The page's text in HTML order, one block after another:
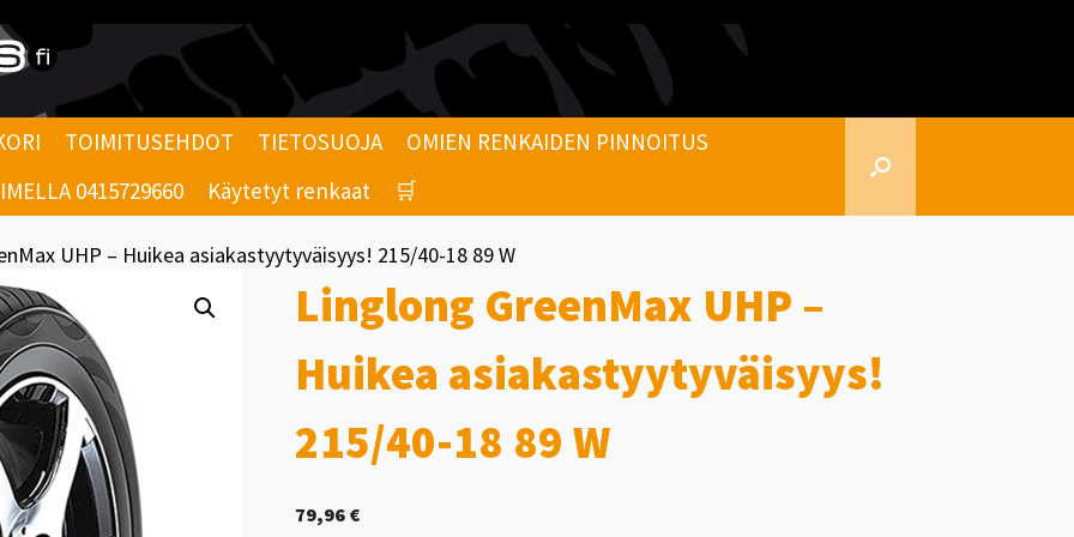
TOIMITUSEHDOT TIETOSUOJA
OMIEN RENKAIDEN PINNOITUS
0415729660 Käytetyt renkaat 🛒
UHP – Huikea asiakastyytyväisyys! 215/40-18 89 W
Linglong GreenMax UHP –
Huikea asiakastyytyväisyys!
215/40-18 89 W
79,96 €